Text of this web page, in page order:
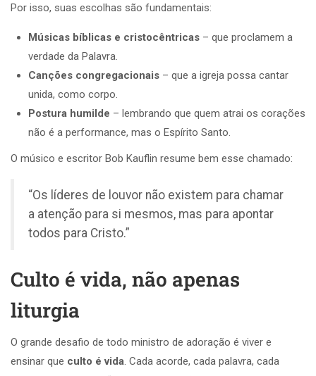
Por isso, suas escolhas são fundamentais:
Músicas bíblicas e cristocêntricas – que proclamem a
verdade da Palavra.
Canções congregacionais – que a igreja possa cantar
unida, como corpo.
Postura humilde – lembrando que quem atrai os corações
não é a performance, mas o Espírito Santo.
O músico e escritor Bob Kauflin resume bem esse chamado:
“Os líderes de louvor não existem para chamar
a atenção para si mesmos, mas para apontar
todos para Cristo.”
Culto é vida, não apenas
liturgia
O grande desafio de todo ministro de adoração é viver e
ensinar que culto é vida. Cada acorde, cada palavra, cada